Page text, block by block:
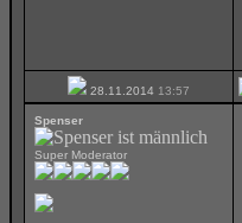
28.11.2014 13:57
Spenser
Super Moderator